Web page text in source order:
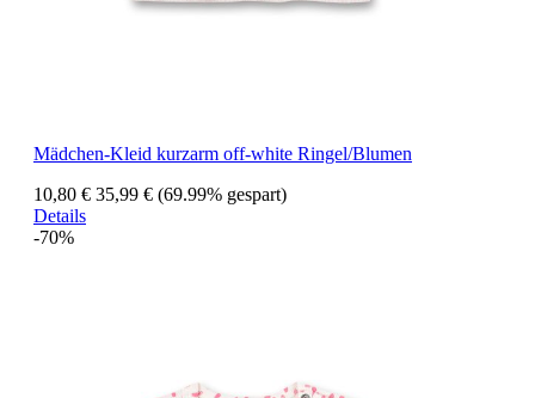
Mädchen-Kleid kurzarm off-white Ringel/Blumen
10,80 € 35,99 € (69.99% gespart)
Details
-70%